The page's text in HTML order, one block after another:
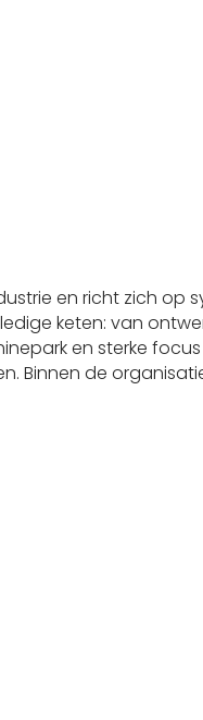
en richt zich op
keten: van
en sterke
Binnen de